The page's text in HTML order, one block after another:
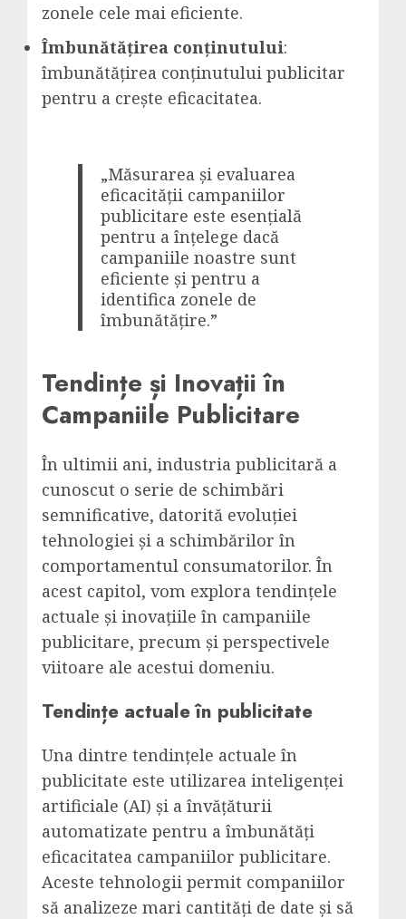
zonele cele mai eficiente.
Îmbunătățirea conținutului:
îmbunătățirea conținutului publicitar
pentru a crește eficacitatea.
„Măsurarea și evaluarea
eficacității campaniilor
publicitare este esențială
pentru a înțelege dacă
campaniile noastre sunt
eficiente și pentru a
identifica zonele de
îmbunătățire.”
Tendințe și Inovații în
Campaniile Publicitare
În ultimii ani, industria publicitară a
cunoscut o serie de schimbări
semnificative, datorită evoluției
tehnologiei și a schimbărilor în
comportamentul consumatorilor. În
acest capitol, vom explora tendințele
actuale și inovațiile în campaniile
publicitare, precum și perspectivele
viitoare ale acestui domeniu.
Tendințe actuale în publicitate
Una dintre tendințele actuale în
publicitate este utilizarea inteligenței
artificiale (AI) și a învățăturii
automatizate pentru a îmbunătăți
eficacitatea campaniilor publicitare.
Aceste tehnologii permit companiilor
să analizeze mari cantități de date și să